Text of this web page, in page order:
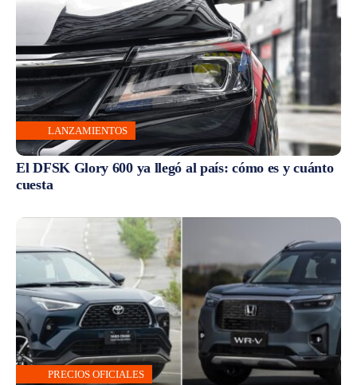
LANZAMIENTOS
El DFSK Glory 600 ya llegó al país: cómo es y cuánto
cuesta
PRECIOS OFICIALES